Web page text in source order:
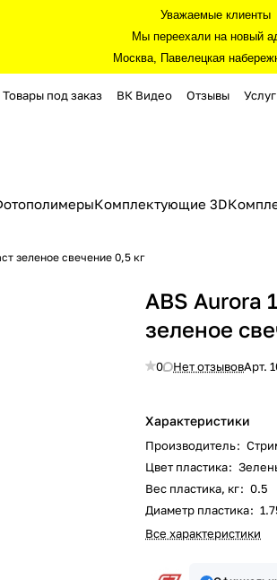
Уважаемые клиенты
Мы переехали на новый
Москва, Павелецкая
Товары под заказ ВК Видео Отзывы
Комплектующие 3D
зеленое свечение 0,5 кг
ABS Aurora
зеленое
0 Нет отзывовАрт.
Характеристики
Производитель:
Цвет пластика:
Вес пластика, кг: 0.5
Диаметр пластика:
Все характеристики